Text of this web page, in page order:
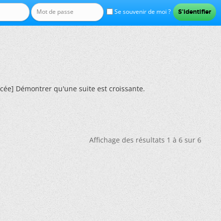
Se souvenir de moi ?
Démontrer qu'une suite est croissante.
Affichage des résultats 1 à 6 sur 6